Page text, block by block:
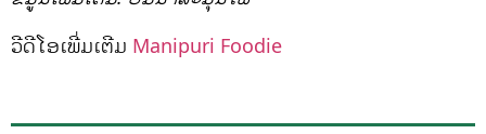
ວີດີໂອເພີ່ມເຕີມ Manipuri Foodie